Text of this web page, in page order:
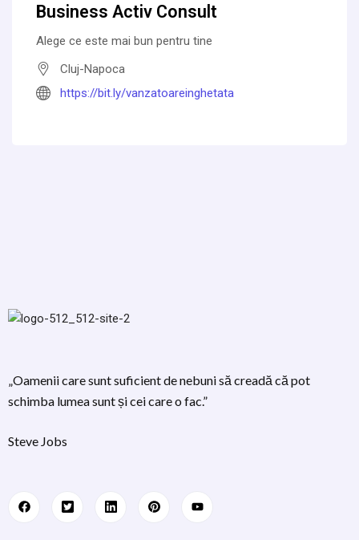
Business Activ Consult
Alege ce este mai bun pentru tine
Cluj-Napoca
https://bit.ly/vanzatoareinghetata
„Oamenii care sunt suficient de nebuni să creadă că pot
schimba lumea sunt și cei care o fac.”
Steve Jobs